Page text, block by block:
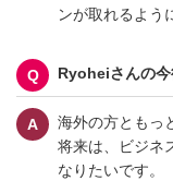
ンが取れるよう
Ryoheiさんの今
海外の方ともっ
将来は、ビジネ
なりたいです。